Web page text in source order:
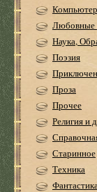
Любовные
Наука,
Поэзия
Проза
Прочее
Религия и
Старинное
Техника